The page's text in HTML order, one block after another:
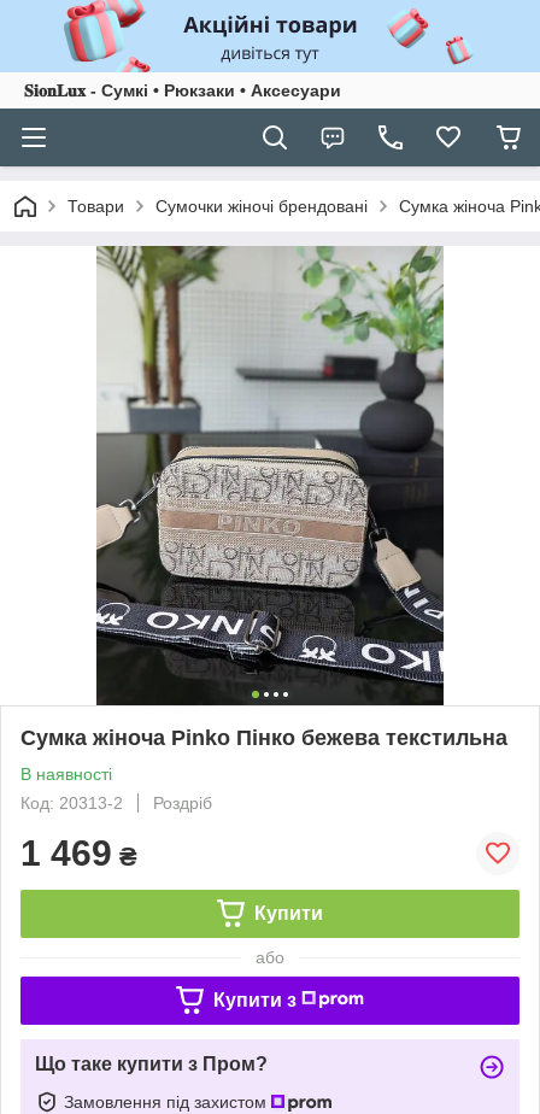
𝐒𝐢𝐨𝐧𝐋𝐮𝐱 - Сумкі • Рюкзаки • Аксесуари
Товари Сумочки жіночі брендовані Сумка жіноча
Сумка жіноча Pinko Пінко бежева текстильна
В наявності
Код: 20313-2
Роздріб
1 469 ₴
Купити
або
Купити з
Що таке купити з Пром?
Замовлення під захистом